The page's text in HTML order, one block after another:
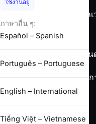
ข้อมูลเล
ข้อกำหน
เงื่อนไขก
ทั้งหมด
ใช้งานอยู่
ภาษาอื่น ๆ:
Español – Spanish
Português – Portuguese
English – International
Tiếng Việt – Vietnamese